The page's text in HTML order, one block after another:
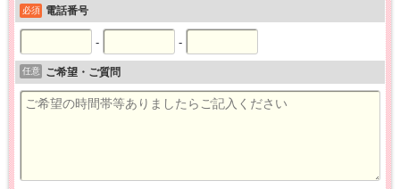
必須 電話番号
- -
任意 ご希望・ご質問